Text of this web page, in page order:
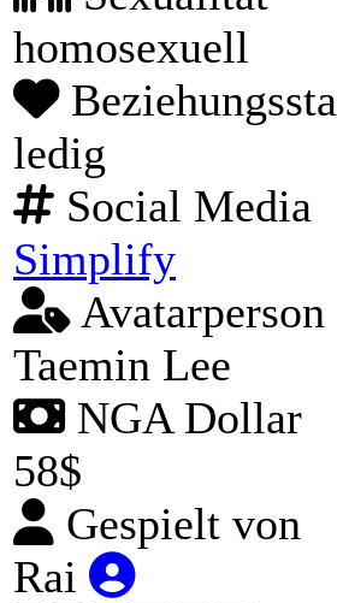
homosexuell
ledig
Social Media
Simplify
Avatarperson
Taemin Lee
NGA Dollar
58$
Gespielt von
Rai